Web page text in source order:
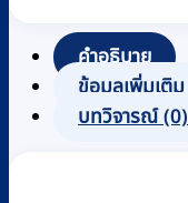
ตั้ง
พื้น
NAGATA
คำอธิบาย
ข้อมูลเพิ่มเติม
บทวิจารณ์ (0)